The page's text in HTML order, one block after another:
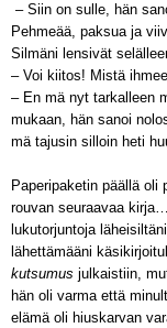
– Siin on sulle, hän
Pehmeää, paksua ja
Silmäni lensivät
– Voi kiitos! Mistä
– En mä nyt tarkalleen
mukaan, hän sanoi
mä tajusin silloin heti
Paperipaketin päällä
rouvan seuraavaa
lukutorjuntoja
lähettämääni
kutsumus julkaistiin,
hän oli varma että
elämä oli hiuskarvan